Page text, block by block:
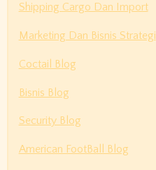
Shipping Cargo Dan Import
Marketing Dan Bisnis Strategi
Coctail Blog
Bisnis Blog
Security Blog
American FootBall Blog